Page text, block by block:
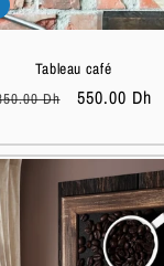
Tableau café
Dh
Prix
550.00 Dh